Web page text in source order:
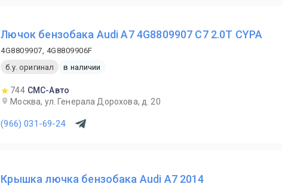
Лючок бензобака Audi A7 4G8809907 C7 2.0T CYPA
4G8809907, 4G8809906F
б.у. оригинал
в наличии
744 СМС-Авто
Москва, ул. Генерала Дорохова, д. 20
(966) 031-69-24
Крышка лючка бензобака Audi A7 2014